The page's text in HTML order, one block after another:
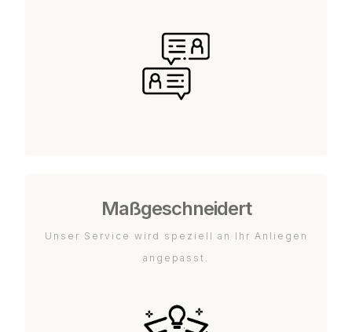
Maßgeschneidert
Unser Service wird speziell an Ihr Anliegen
angepasst.